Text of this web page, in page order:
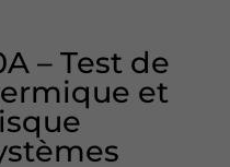
– Test de
et